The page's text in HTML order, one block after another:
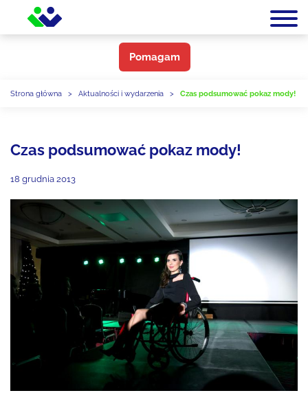
Pomagam
Strona główna > Aktualności i wydarzenia > Czas podsumować pokaz mody!
Czas podsumować pokaz mody!
18 grudnia 2013